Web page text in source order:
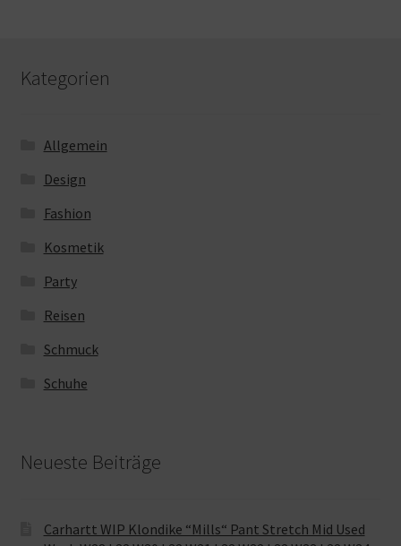
Kategorien
Allgemein
Design
Fashion
Kosmetik
Party
Reisen
Schmuck
Schuhe
Neueste Beiträge
Carhartt WIP Klondike “Mills“ Pant Stretch Mid Used